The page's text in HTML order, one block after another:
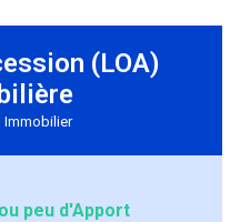
(LOA)
Immobilier
peu d'Apport